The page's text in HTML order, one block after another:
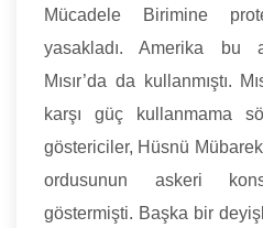
Mücadele Birimine
yasakladı. Amerika bu
Mısır’da da kullanmıştı.
karşı güç kullanmama
göstericiler, Hüsnü
ordusunun askeri
göstermişti. Başka bir